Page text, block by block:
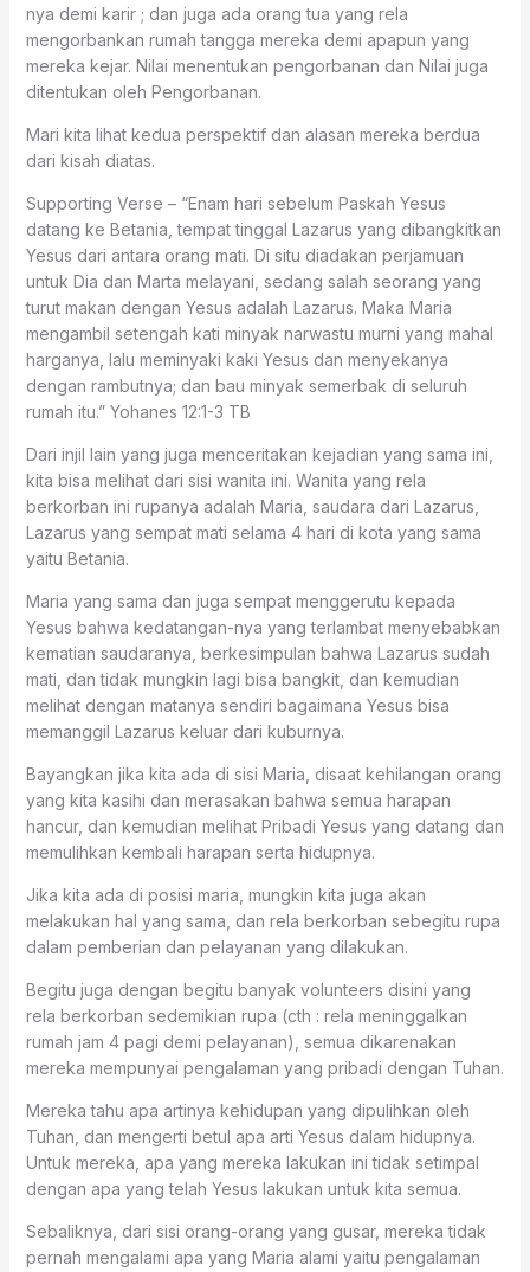
nya demi karir ; dan juga ada orang tua yang rela
mengorbankan rumah tangga mereka demi apapun yang
mereka kejar. Nilai menentukan pengorbanan dan Nilai juga
ditentukan oleh Pengorbanan.
Mari kita lihat kedua perspektif dan alasan mereka berdua
dari kisah diatas.
Supporting Verse – “Enam hari sebelum Paskah Yesus
datang ke Betania, tempat tinggal Lazarus yang dibangkitkan
Yesus dari antara orang mati. Di situ diadakan perjamuan
untuk Dia dan Marta melayani, sedang salah seorang yang
turut makan dengan Yesus adalah Lazarus. Maka Maria
mengambil setengah kati minyak narwastu murni yang mahal
harganya, lalu meminyaki kaki Yesus dan menyekanya
dengan rambutnya; dan bau minyak semerbak di seluruh
rumah itu.” ‭‭Yohanes‬ ‭12:1-3‬ ‭TB‬‬
Dari injil lain yang juga menceritakan kejadian yang sama ini,
kita bisa melihat dari sisi wanita ini. Wanita yang rela
berkorban ini rupanya adalah Maria, saudara dari Lazarus,
Lazarus yang sempat mati selama 4 hari di kota yang sama
yaitu Betania.
Maria yang sama dan juga sempat menggerutu kepada
Yesus bahwa kedatangan-nya yang terlambat menyebabkan
kematian saudaranya, berkesimpulan bahwa Lazarus sudah
mati, dan tidak mungkin lagi bisa bangkit, dan kemudian
melihat dengan matanya sendiri bagaimana Yesus bisa
memanggil Lazarus keluar dari kuburnya.
Bayangkan jika kita ada di sisi Maria, disaat kehilangan orang
yang kita kasihi dan merasakan bahwa semua harapan
hancur, dan kemudian melihat Pribadi Yesus yang datang dan
memulihkan kembali harapan serta hidupnya.
Jika kita ada di posisi maria, mungkin kita juga akan
melakukan hal yang sama, dan rela berkorban sebegitu rupa
dalam pemberian dan pelayanan yang dilakukan.
Begitu juga dengan begitu banyak volunteers disini yang
rela berkorban sedemikian rupa (cth : rela meninggalkan
rumah jam 4 pagi demi pelayanan), semua dikarenakan
mereka mempunyai pengalaman yang pribadi dengan Tuhan.
Mereka tahu apa artinya kehidupan yang dipulihkan oleh
Tuhan, dan mengerti betul apa arti Yesus dalam hidupnya.
Untuk mereka, apa yang mereka lakukan ini tidak setimpal
dengan apa yang telah Yesus lakukan untuk kita semua.
Sebaliknya, dari sisi orang-orang yang gusar, mereka tidak
pernah mengalami apa yang Maria alami yaitu pengalaman